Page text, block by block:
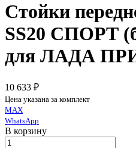
Стойки
SS20 СПОРТ
для ЛАДА
10 633 ₽
Цена указана за комплект
MAX
WhatsApp
В корзину